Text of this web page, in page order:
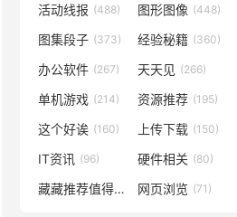
活动线报 (488) 图形图像 (448)
图集段子 (373) 经验秘籍 (360)
办公软件 (267) 天天见 (266)
单机游戏 (214) 资源推荐 (195)
这个好诶 (160) 上传下载 (150)
IT资讯 (96) 硬件相关 (80)
藏藏推荐值得一看 (73)
网页浏览 (71)